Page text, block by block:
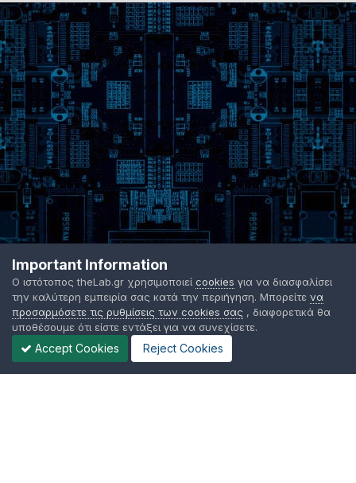
Important Information
Ο ιστότοπος theLab.gr χρησιμοποιεί cookies για να διασφαλίσει
την καλύτερη εμπειρία σας κατά την περιήγηση. Μπορείτε να
προσαρμόσετε τις ρυθμίσεις των cookies σας , διαφορετικά θα
υποθέσουμε ότι είστε εντάξει για να συνεχίσετε.
Accept Cookies Reject Cookies